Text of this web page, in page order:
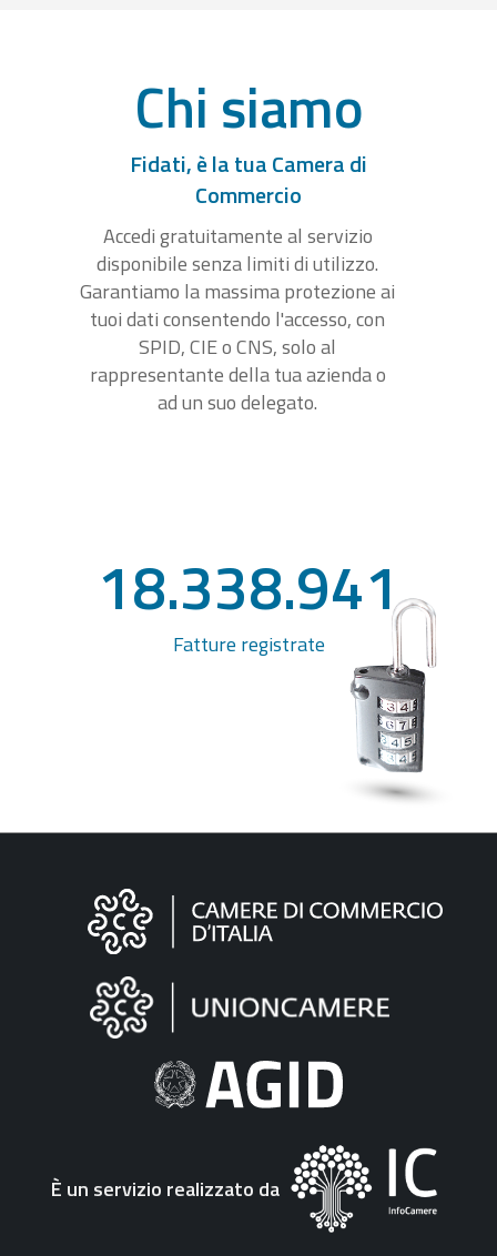
Chi siamo
Fidati, è la tua Camera di
Commercio
Accedi gratuitamente al servizio
disponibile senza limiti di utilizzo.
Garantiamo la massima protezione ai
tuoi dati consentendo l'accesso, con
SPID, CIE o CNS, solo al
rappresentante della tua azienda o
ad un suo delegato.
18.338.941
Fatture registrate
Informazioni
"Fattura
Elettronica"
È un servizio realizzato da